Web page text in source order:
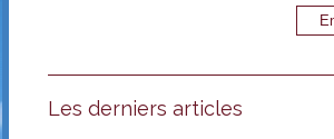
Les derniers articles